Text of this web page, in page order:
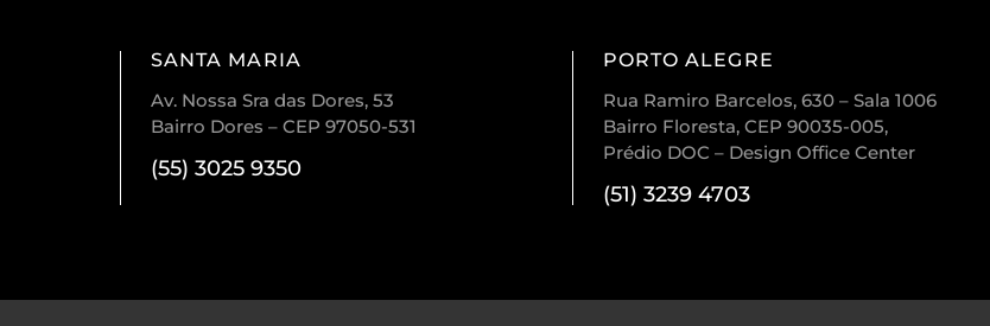
SANTA MARIA
Av. Nossa Sra das Dores, 53
Bairro Dores – CEP 97050-531
(55) 3025 9350
PORTO ALEGRE
Rua Ramiro Barcelos, 630 – Sala 1006
Bairro Floresta, CEP 90035-005,
Prédio DOC – Design Office Center
(51) 3239 4703